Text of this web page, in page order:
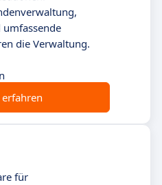
die Verwaltung.
für